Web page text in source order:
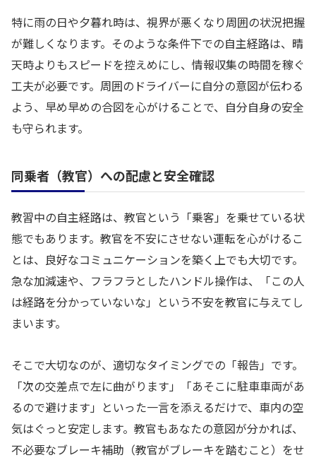
特に雨の日や夕暮れ時は、視界が悪くなり周囲の状況把握
が難しくなります。そのような条件下での自主経路は、晴
天時よりもスピードを控えめにし、情報収集の時間を稼ぐ
工夫が必要です。周囲のドライバーに自分の意図が伝わる
よう、早め早めの合図を心がけることで、自分自身の安全
も守られます。
同乗者（教官）への配慮と安全確認
教習中の自主経路は、教官という「乗客」を乗せている状
態でもあります。教官を不安にさせない運転を心がけるこ
とは、良好なコミュニケーションを築く上でも大切です。
急な加減速や、フラフラとしたハンドル操作は、「この人
は経路を分かっていないな」という不安を教官に与えてし
まいます。
そこで大切なのが、適切なタイミングでの「報告」です。
「次の交差点で左に曲がります」「あそこに駐車車両があ
るので避けます」といった一言を添えるだけで、車内の空
気はぐっと安定します。教官もあなたの意図が分かれば、
不必要なブレーキ補助（教官がブレーキを踏むこと）をせ